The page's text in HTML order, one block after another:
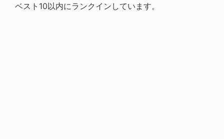
ベスト10以内にランクインしています。